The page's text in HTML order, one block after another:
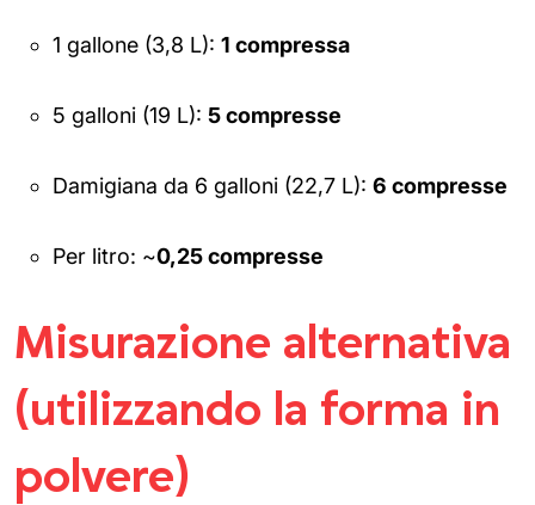
1 gallone (3,8 L): 1 compressa
5 galloni (19 L): 5 compresse
Damigiana da 6 galloni (22,7 L): 6 compresse
Per litro: ~0,25 compresse
Misurazione alternativa
(utilizzando la forma in
polvere)